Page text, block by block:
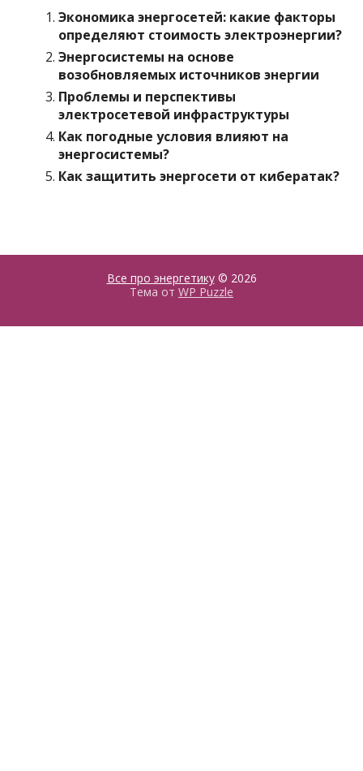
Экономика энергосетей: какие факторы
определяют стоимость электроэнергии?
Энергосистемы на основе
возобновляемых источников энергии
Проблемы и перспективы
электросетевой инфраструктуры
Как погодные условия влияют на
энергосистемы?
Как защитить энергосети от кибератак?
Все про энергетику© 2026
Тема от WP Puzzle